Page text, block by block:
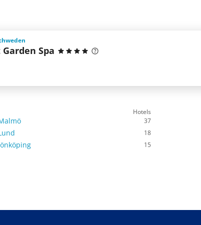
Spa
Hotels
37
18
15